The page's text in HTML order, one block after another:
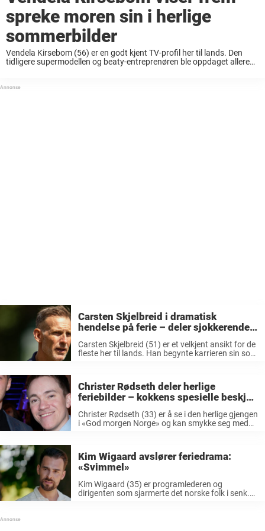
spreke moren sin i herlige
sommerbilder
Vendela Kirsebom (56) er en godt kjent TV-profil her til lands. Den
tidligere supermodellen og beaty-entreprenøren ble oppdaget allerede
Carsten Skjelbreid i dramatisk
hendelse på ferie – deler sjokkerende
Carsten Skjelbreid (51) er et velkjent ansikt for de
fleste her til lands. Han begynte karrieren sin som
Christer Rødseth deler herlige
feriebilder – kokkens spesielle beskjed
Christer Rødseth (33) er å se i den herlige gjengen
i «God morgen Norge» og kan smykke seg med
Kim Wigaard avslører feriedrama:
«Svimmel»
Kim Wigaard (35) er programlederen og
dirigenten som sjarmerte det norske folk i senk.